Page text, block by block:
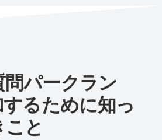
パークラン
るために知っ
と